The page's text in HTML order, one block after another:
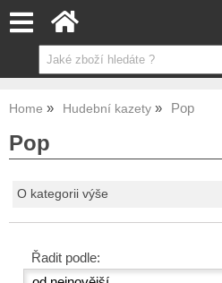
Home Hudební kazety Pop
Pop
O kategorii výše
Řadit podle: